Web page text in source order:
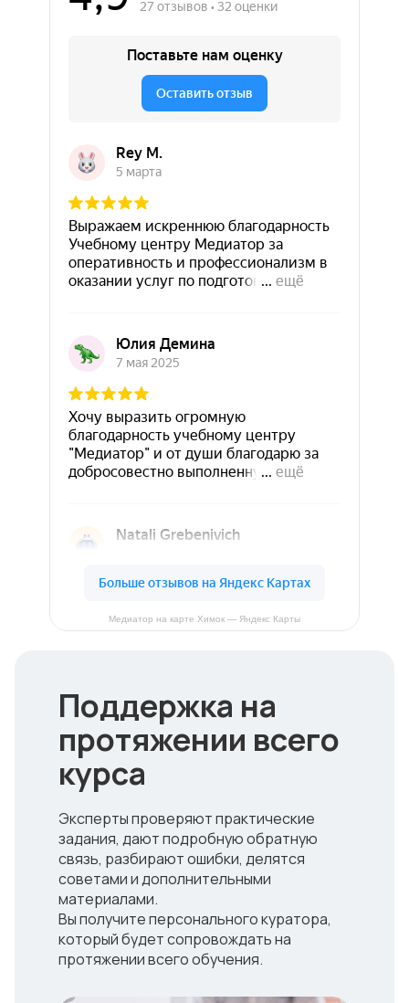
Поддержка на
протяжении всего
курса
Эксперты проверяют практические
задания, дают подробную обратную
связь, разбирают ошибки, делятся
советами и дополнительными
материалами.
Вы получите персонального куратора,
который будет сопровождать на
протяжении всего обучения.
Медиатор на карте Химок — Яндекс Карты